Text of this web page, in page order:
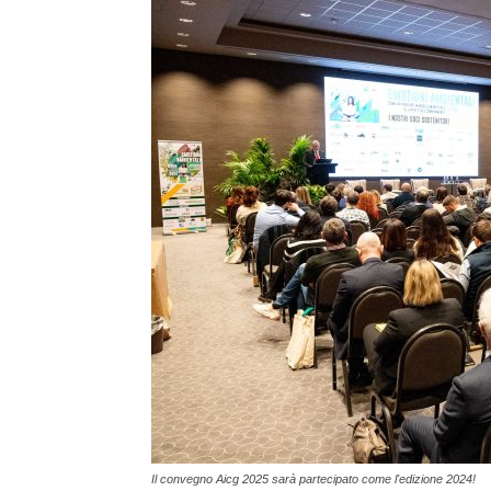
Il convegno Aicg 2025 sarà partecipato come l'edizione 2024!